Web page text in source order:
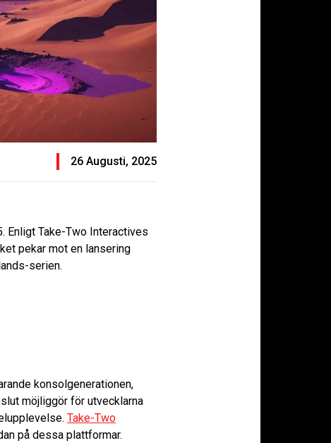
26 Augusti, 2025
Enligt Take-Two Interactives
pekar mot en lansering
serien.
konsolgenerationen,
möjliggör för utvecklarna
Take-Two
på dessa plattformar.